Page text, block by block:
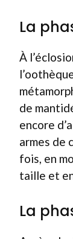
La
À
de
encore
armes de
fois, en
taille et
La